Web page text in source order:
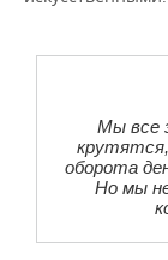
Мы все
оборота
Но мы